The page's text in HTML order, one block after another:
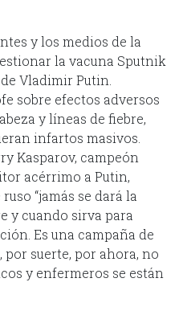
y los medios de la
la vacuna Sputnik
Vladimir Putin.
sobre efectos adversos
y líneas de fiebre,
infartos masivos.
Kasparov, campeón
acérrimo a Putin,
“jamás se dará la
y cuando sirva para
Es una campaña de
suerte, por ahora, no
y enfermeros se están